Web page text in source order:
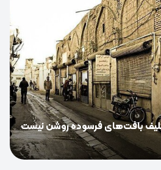
بافت‌های فرسوده روشن نیست